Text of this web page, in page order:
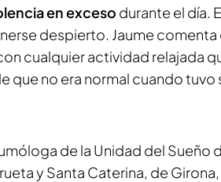
en exceso durante el día.
despierto. Jaume comenta
cualquier actividad relajada
que no era normal cuando tuvo
de la Unidad del Sueño
y Santa Caterina, de